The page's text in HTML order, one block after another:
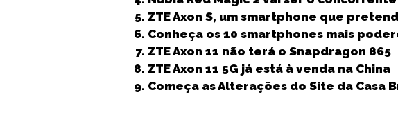
o
o
k
r
p
p
n g
e
r
ZTE Axon S, um smartphone que
Conheça os 10 smartphones mais
ZTE Axon 11 não terá o Snapdragon 865
ZTE Axon 11 5G já está à venda na China
Começa as Alterações do Site da Casa